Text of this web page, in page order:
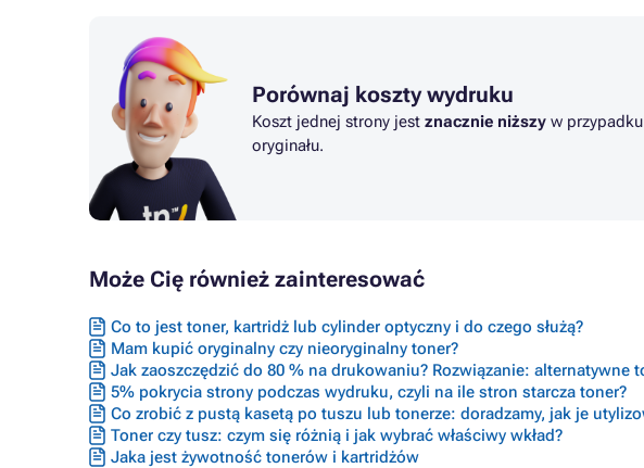
Porównaj koszty wydruku
Koszt jednej strony jest znacznie niższy w
oryginału.
Może Cię również zainteresować
Co to jest toner, kartridż lub cylinder optyczny i do czego służą?
Mam kupić oryginalny czy nieoryginalny toner?
Jak zaoszczędzić do 80 % na drukowaniu? Rozwiązanie: alternatywne
5% pokrycia strony podczas wydruku, czyli na ile stron starcza toner?
Co zrobić z pustą kasetą po tuszu lub tonerze: doradzamy, jak je
Toner czy tusz: czym się różnią i jak wybrać właściwy wkład?
Jaka jest żywotność tonerów i kartridżów